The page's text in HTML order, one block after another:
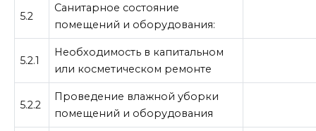
5.2
Санитарное состояние
помещений и оборудования:
5.2.1
Необходимость в капитальном
или косметическом ремонте
5.2.2
Проведение влажной уборки
помещений и оборудования